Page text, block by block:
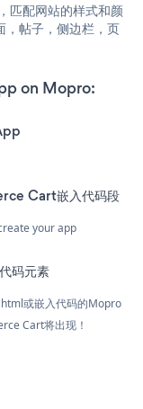
匹配网站的样式和颜
帖子，侧边栏，页
on Mopro:
Cart嵌入代码段
your app
码元素
或嵌入代码的Mopro
Cart将出现！